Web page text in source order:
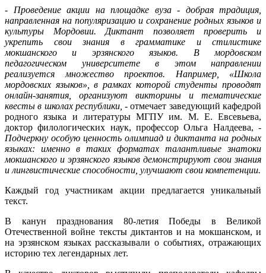
- Проведение акции на площадке вуза - добрая традиция,
направленная на популяризацию и сохранение родных языков и
культуры Мордовии. Диктант позволяет проверить и
укрепить свои знания в грамматике и стилистике
мокшанского и эрзянского языков. В мордовском
педагогическом университете в этом направлении
реализуется множество проектов. Например, «Школа
мордовских языков», в рамках которой студенты проводят
онлайн-занятия, организуют викторины и тематические
квесты в школах республики, - отмечает заведующий кафедрой
родного языка и литературы МГПУ им. М. Е. Евсевьева,
доктор филологических наук, профессор Ольга Налдеева, -
Подчеркну особую ценность олимпиад и диктанта на родных
языках: именно в таких форматах талантливые знатоки
мокшанского и эрзянского языков демонстрируют свои знания
и лингвистические способности, улучшают свои компетенции.
Каждый год участникам акции предлагается уникальный
текст.
В канун празднования 80-летия Победы в Великой
Отечественной войне тексты диктантов и на мокшанском, и
на эрзянском языках рассказывали о событиях, отражающих
историю тех легендарных лет.